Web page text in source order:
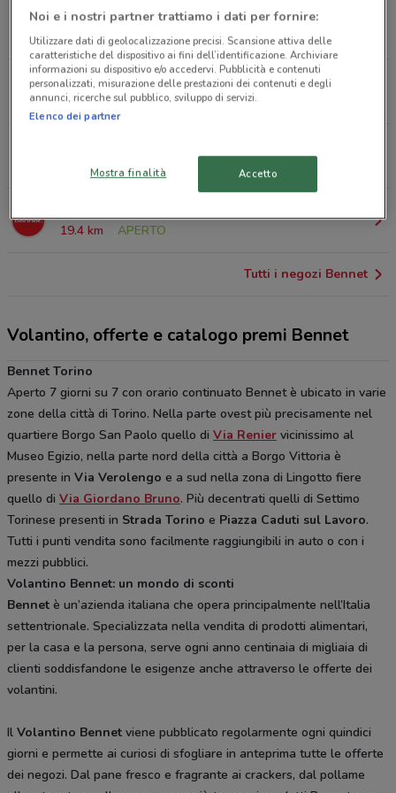
Via Giordano Bruno, 142 Torino
3.7 km
APERTO
via Scarrone, 10 Nichelino
10.3 km
APERTO
11.2 km
APERTO
19.4 km
APERTO
Tutti i negozi Bennet
Volantino, offerte e catalogo premi Bennet
Bennet Torino
Aperto 7 giorni su 7 con orario continuato Bennet è ubicato in varie
zone della città di Torino. Nella parte ovest più precisamente nel
quartiere Borgo San Paolo quello di Via Renier vicinissimo al
Museo Egizio, nella parte nord della città a Borgo Vittoria è
presente in Via Verolengo e a sud nella zona di Lingotto fiere
quello di Via Giordano Bruno. Più decentrati quelli di Settimo
Torinese presenti in Strada Torino e Piazza Caduti sul Lavoro.
Tutti i punti vendita sono facilmente raggiungibili in auto o con i
mezzi pubblici.
Volantino Bennet: un mondo di sconti
Bennet è un’azienda italiana che opera principalmente nell’Italia
settentrionale. Specializzata nella vendita di prodotti alimentari,
per la casa e la persona, serve ogni anno centinaia di migliaia di
clienti soddisfandone le esigenze anche attraverso le offerte dei
volantini.
Il Volantino Bennet viene pubblicato regolarmente ogni quindici
giorni e permette ai curiosi di sfogliare in anteprima tutte le offerte
dei negozi. Dal pane fresco e fragrante ai crackers, dal pollame
Noi e i nostri partner trattiamo i dati per fornire:
Utilizzare dati di geolocalizzazione precisi. Scansione attiva delle
caratteristiche del dispositivo ai fini dell’identificazione. Archiviare
informazioni su dispositivo e/o accedervi. Pubblicità e contenuti
personalizzati, misurazione delle prestazioni dei contenuti e degli
annunci, ricerche sul pubblico, sviluppo di servizi.
Elenco dei partner
Mostra finalità Accetto